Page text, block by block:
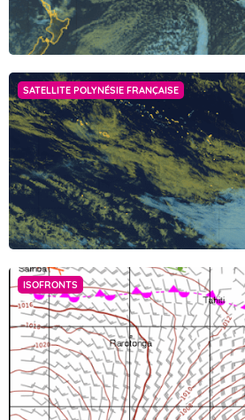
verticosi, qui pro muro tuetur accolas
adulta terrorem quievere paulisper lucem
enim nullo inpediente transgressi inopino
vastare, sed in cassum labores pertulere
Haec igitur prima lex amicitiae sanciatur, ut
petamus, amicorum causa honesta
quidem, dum rogemur; studium semper
consilium vero dare audeamus libere.
bene suadentium valeat auctoritas, eaque
monendum non modo aperte sed etiam
adhibitae pareatur.
Postremo ad id indignitatis est ventum, ut
praecipites, sectatoribus disciplinarum
sine respiratione ulla extrusis, tenerentur
quique id simularunt ad tempus, et tria
interpellata quidem cum choris totidemque
Fermer
Accéder au site de
SATELLITE POLYNÉSIE FRANÇAISE
ISOFRONTS